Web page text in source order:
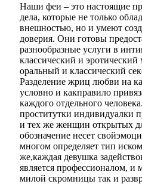
Наши феи – это настоящие
дела, которые не только
внешностью, но и умеют
доверия. Они готовы
разнообразные услуги в
классический и эротический
оральный и классический
Разделение жриц любви на
условно и какправило
каждого отдельного
проститутки индивидуалки
и тех же женщин открытых
обозначение несет
многом определяет тип
же,каждая девушка
является профессионалом, и
милой скромницы так и